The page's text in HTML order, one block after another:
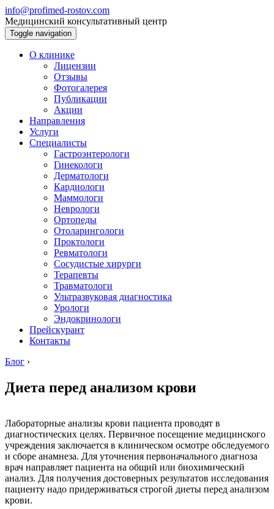
info@profimed-rostov.com
Медицинский консультативный центр
Toggle navigation
О клинике
Лицензии
Отзывы
Фотогалерея
Публикации
Акции
Направления
Услуги
Специалисты
Гастроэнтерологи
Гинекологи
Дерматологи
Кардиологи
Маммологи
Неврологи
Ортопеды
Отоларингологи
Проктологи
Ревматологи
Сосудистые хирурги
Терапевты
Травматологи
Ультразвуковая диагностика
Урологи
Эндокринологи
Прейскурант
Контакты
Блог ›
Диета перед анализом крови
Лабораторные анализы крови пациента проводят в
диагностических целях. Первичное посещение медицинского
учреждения заключается в клиническом осмотре обследуемого
и сборе анамнеза. Для уточнения первоначального диагноза
врач направляет пациента на общий или биохимический
анализ. Для получения достоверных результатов исследования
пациенту надо придерживаться строгой диеты перед анализом
крови.